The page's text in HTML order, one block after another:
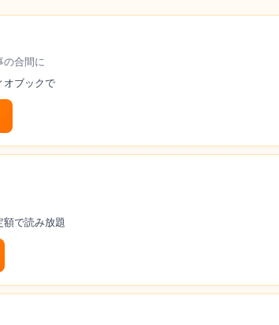
の合間に
オブックで
で読み放題